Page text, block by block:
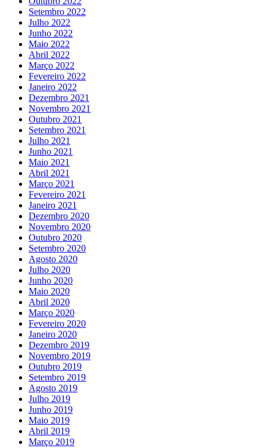
Setembro 2022
Julho 2022
Junho 2022
Maio 2022
Abril 2022
Março 2022
Fevereiro 2022
Janeiro 2022
Dezembro 2021
Novembro 2021
Outubro 2021
Setembro 2021
Julho 2021
Junho 2021
Maio 2021
Abril 2021
Março 2021
Fevereiro 2021
Janeiro 2021
Dezembro 2020
Novembro 2020
Outubro 2020
Setembro 2020
Agosto 2020
Julho 2020
Junho 2020
Maio 2020
Abril 2020
Março 2020
Fevereiro 2020
Janeiro 2020
Dezembro 2019
Novembro 2019
Outubro 2019
Setembro 2019
Agosto 2019
Julho 2019
Junho 2019
Maio 2019
Abril 2019
Março 2019